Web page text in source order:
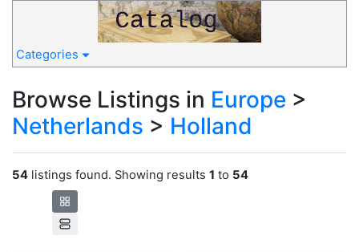
Categories
Browse Listings in Europe >
Netherlands > Holland
54 listings found. Showing results 1 to 54